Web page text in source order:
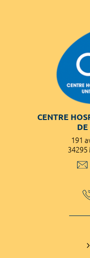
CENTRE
DE
191